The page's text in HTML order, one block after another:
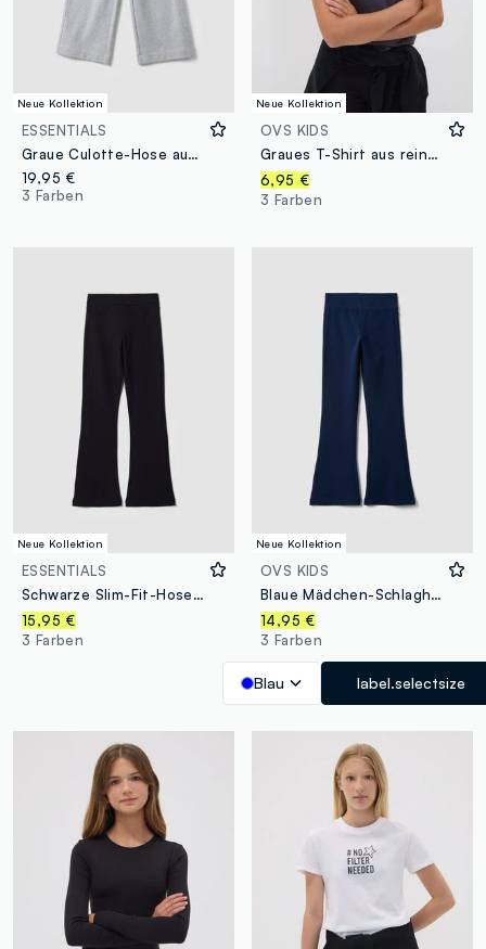
Neue Kollektion
ESSENTIALS
Graue Culotte-Hose aus reiner Bio-Baumwolle für Mädchen
19,95 €
3 Farben
Neue Kollektion
OVS KIDS
Graues T-Shirt aus reiner Bio-Baumwolle mit Print vorne und hinten für Mädchen
6,95 €
3 Farben
Neue Kollektion
ESSENTIALS
Schwarze Slim-Fit-Hose aus elastischer Bio-Baumwolle für Mädchen
15,95 €
3 Farben
Neue Kollektion
OVS KIDS
Blaue Mädchen-Schlaghose aus elastischer Bio-Baumwolle
14,95 €
3 Farben
Blau label.selectsize